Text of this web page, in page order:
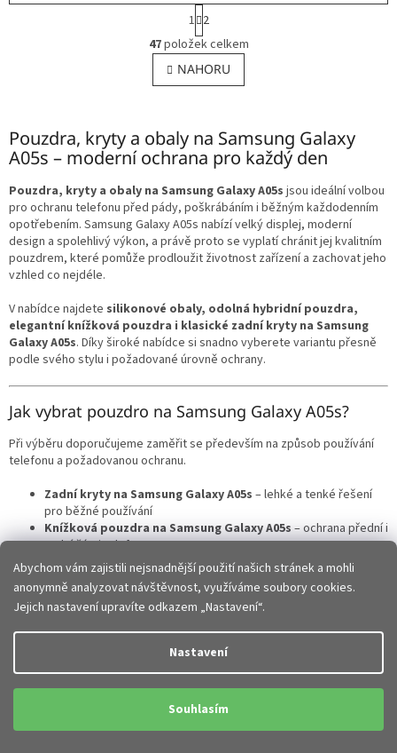
Abychom vám zajistili nejsnadnější použití našich stránek a mohli
anonymně analyzovat návštěvnost, využíváme soubory cookies.
Jejich nastavení upravíte odkazem „Nastavení“.
Nastavení
Souhlasím
O
v
l
á
c
í
p
r
v
k
y
v
i
s
u
S
t
r
á
n
k
á
n
í
1 2
47položek celkem
NAHORU
Pouzdra, kryty a obaly na Samsung Galaxy
A05s – moderní ochrana pro každý den
Pouzdra, kryty a obaly na Samsung Galaxy A05s jsou ideální volbou
pro ochranu telefonu před pády, poškrábáním i běžným každodenním
opotřebením. Samsung Galaxy A05s nabízí velký displej, moderní
design a spolehlivý výkon, a právě proto se vyplatí chránit jej kvalitním
pouzdrem, které pomůže prodloužit životnost zařízení a zachovat jeho
vzhled co nejdéle.
V nabídce najdete silikonové obaly, odolná hybridní pouzdra,
elegantní knížková pouzdra i klasické zadní kryty na Samsung
Galaxy A05s. Díky široké nabídce si snadno vyberete variantu přesně
podle svého stylu i požadované úrovně ochrany.
Jak vybrat pouzdro na Samsung Galaxy A05s?
Při výběru doporučujeme zaměřit se především na způsob používání
telefonu a požadovanou ochranu.
Zadní kryty na Samsung Galaxy A05s – lehké a tenké řešení
pro běžné používání
Knížková pouzdra na Samsung Galaxy A05s – ochrana přední i
zadní části telefonu
Hybridní pouzdra– zesílené rohy a vyšší ochrana při pádech
Silikonové obaly– pružné, příjemné do ruky a dobře tlumí
nárazy
Elegantní obaly– stylový vzhled vhodný do práce i na běžné
nošení
Každý typ pouzdra nabízí jiné výhody a záleží jen na tom, zda
preferujete maximální ochranu, nízkou hmotnost nebo elegantní
design.